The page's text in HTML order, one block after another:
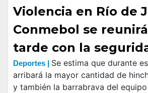
Violencia en Río de
Conmebol se
tarde con la
Deportes | Se estima que durante
arribará la mayor cantidad de
y también la barrabrava del